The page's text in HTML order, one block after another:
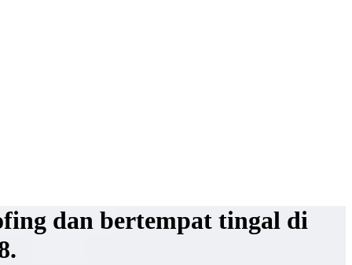
dan bertempat tingal di